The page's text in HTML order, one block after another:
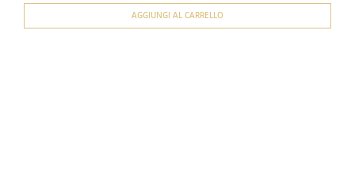
AGGIUNGI AL CARRELLO